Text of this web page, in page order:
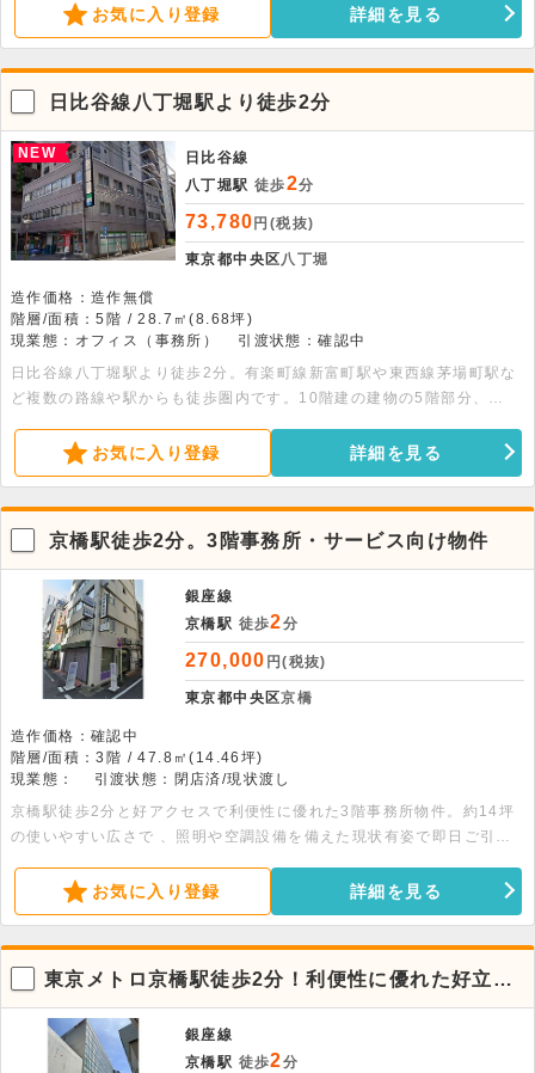
別空調・夜間オートロック・トイレ完備です。
お気に入り登録 詳細を見る
日比谷線八丁堀駅より徒歩2分
NEW
日比谷線
八丁堀駅 徒歩2分
73,780 円(税抜)
東京都中央区八丁堀
造作価格：造作無償
階層/面積：5階 / 28.7㎡(8.68坪)
現業態：オフィス（事務所）
引渡状態：確認中
日比谷線八丁堀駅より徒歩2分。有楽町線新富町駅や東西線茅場町駅な
ど複数の路線や駅からも徒歩圏内です。10階建の建物の5階部分、
間オートロック・トイレ完備です。
お気に入り登録 詳細を見る
京橋駅徒歩2分。3階事務所・サービス向け物件
銀座線
京橋駅 徒歩2分
270,000 円(税抜)
東京都中央区京橋
造作価格：確認中
階層/面積：3階 / 47.8㎡(14.46坪)
現業態：
引渡状態：閉店済/現状渡し
京橋駅徒歩2分と好アクセスで利便性に優れた3階事務所物件。約14坪
の使いやすい広さで 、照明や空調設備を備えた現状有姿で即日ご引渡
31日までの定期借家契約となります。
お気に入り登録 詳細を見る
東京メトロ京橋駅徒歩2分！利便性に優れた好立地
オフィス
銀座線
京橋駅 徒歩2分